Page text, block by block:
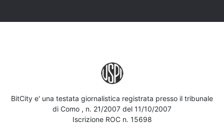
BitCity e' una testata giornalistica registrata presso il tribunale
di Como , n. 21/2007 del 11/10/2007
Iscrizione ROC n. 15698